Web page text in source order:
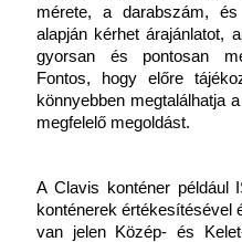
mérete, a darabszám,
alapján kérhet árajánlatot,
gyorsan és pontosan
Fontos, hogy előre
könnyebben megtalálhatja
megfelelő megoldást.
A Clavis konténer például
konténerek értékesítésével
van jelen Közép- és